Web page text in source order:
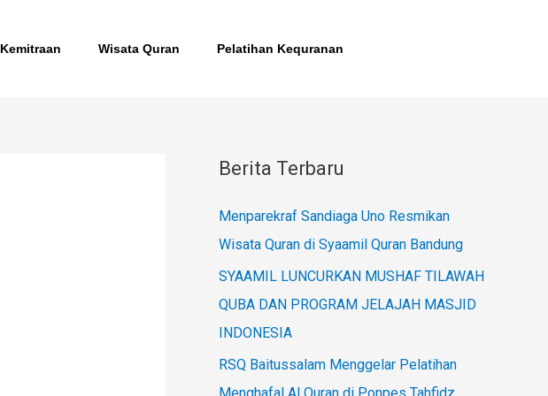
Kemitraan Wisata Quran Pelatihan Kequranan
Berita Terbaru
Menparekraf Sandiaga Uno Resmikan
Wisata Quran di Syaamil Quran Bandung
SYAAMIL LUNCURKAN MUSHAF TILAWAH
QUBA DAN PROGRAM JELAJAH MASJID
INDONESIA
RSQ Baitussalam Menggelar Pelatihan